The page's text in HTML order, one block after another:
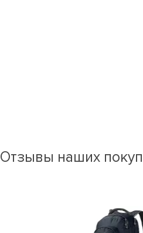
Отзывы наших